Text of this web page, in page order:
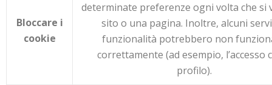
Bloccare i
cookie
determinate preferenze ogni volta che si
sito o una pagina. Inoltre, alcuni
funzionalità potrebbero non
correttamente (ad esempio, l’accesso
profilo).